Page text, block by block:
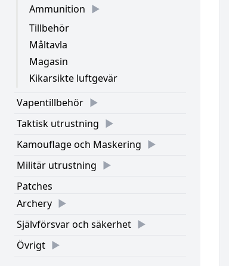
Ammunition
Tillbehör
Måltavla
Magasin
Kikarsikte luftgevär
Vapentillbehör
Taktisk utrustning
Kamouflage och Maskering
Militär utrustning
Patches
Archery
Självförsvar och säkerhet
Övrigt